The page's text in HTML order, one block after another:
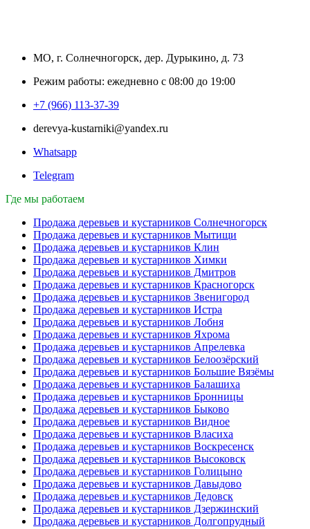
МО, г. Солнечногорск, дер. Дурыкино, д. 73
Режим работы: ежедневно с 08:00 до 19:00
+7 (966) 113-37-39
derevya-kustarniki@yandex.ru
Whatsapp
Telegram
Где мы работаем
Продажа деревьев и кустарников Солнечногорск
Продажа деревьев и кустарников Мытищи
Продажа деревьев и кустарников Клин
Продажа деревьев и кустарников Химки
Продажа деревьев и кустарников Дмитров
Продажа деревьев и кустарников Красногорск
Продажа деревьев и кустарников Звенигород
Продажа деревьев и кустарников Истра
Продажа деревьев и кустарников Лобня
Продажа деревьев и кустарников Яхрома
Продажа деревьев и кустарников Апрелевка
Продажа деревьев и кустарников Белоозёрский
Продажа деревьев и кустарников Большие Вязёмы
Продажа деревьев и кустарников Балашиха
Продажа деревьев и кустарников Бронницы
Продажа деревьев и кустарников Быково
Продажа деревьев и кустарников Видное
Продажа деревьев и кустарников Власиха
Продажа деревьев и кустарников Воскресенск
Продажа деревьев и кустарников Высоковск
Продажа деревьев и кустарников Голицыно
Продажа деревьев и кустарников Давыдово
Продажа деревьев и кустарников Дедовск
Продажа деревьев и кустарников Дзержинский
Продажа деревьев и кустарников Долгопрудный